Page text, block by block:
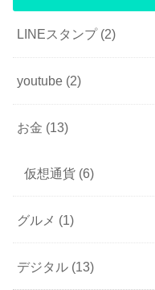
LINEスタンプ (2)
youtube (2)
お金 (13)
仮想通貨 (6)
グルメ (1)
デジタル (13)